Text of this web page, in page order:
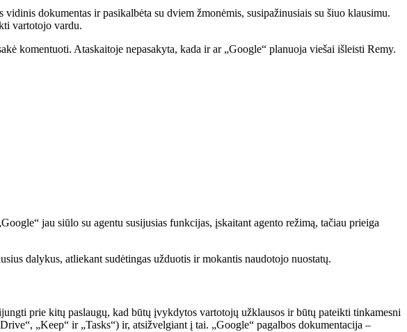
dokumentas ir pasikalbėta su dviem žmonėmis, susipažinusiais su šiuo klausimu.
vartotojo vardu.
komentuoti. Ataskaitoje nepasakyta, kada ir ar „Google“ planuoja viešai išleisti Remy.
jau siūlo su agentu susijusias funkcijas, įskaitant agento režimą, tačiau prieiga
dalykus, atliekant sudėtingas užduotis ir mokantis naudotojo nuostatų.
prie kitų paslaugų, kad būtų įvykdytos vartotojų užklausos ir būtų pateikti tinkamesni
„Keep“ ir „Tasks“) ir, atsižvelgiant į tai. „Google“ pagalbos dokumentacija –